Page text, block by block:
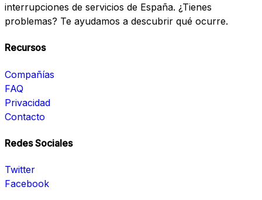
interrupciones de servicios de España. ¿Tienes
problemas? Te ayudamos a descubrir qué ocurre.
Recursos
Compañías
FAQ
Privacidad
Contacto
Redes Sociales
Twitter
Facebook